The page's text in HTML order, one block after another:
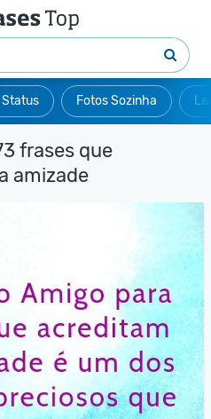
Status Fotos Sozinha
frases que
amizade